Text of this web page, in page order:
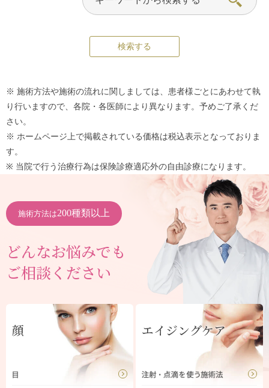
※ 施術方法や施術の流れに関しましては、患者様ごとにあわせて執
り行いますので、各院・各医師により異なります。予めご了承くだ
さい。
※ ホームページ上で掲載されている価格は税込表示となっておりま
す。
※ 当院で行う治療行為は保険診療適応外の自由診療になります。
施術方法は200種類以上
どんなお悩みでも
ご相談ください
顔 エイジングケア